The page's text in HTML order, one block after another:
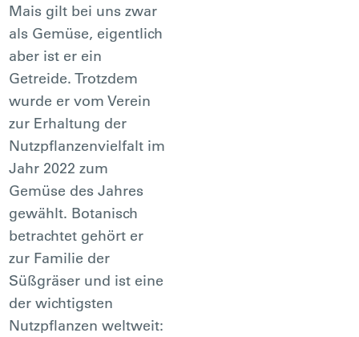
Mais gilt bei uns zwar
als Gemüse, eigentlich
aber ist er ein
Getreide. Trotzdem
wurde er vom Verein
zur Erhaltung der
Nutzpflanzenvielfalt im
Jahr 2022 zum
Gemüse des Jahres
gewählt. Botanisch
betrachtet gehört er
zur Familie der
Süßgräser und ist eine
der wichtigsten
Nutzpflanzen weltweit: